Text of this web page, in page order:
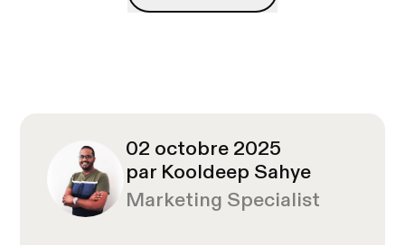
02 octobre 2025
par Kooldeep Sahye
Marketing Specialist